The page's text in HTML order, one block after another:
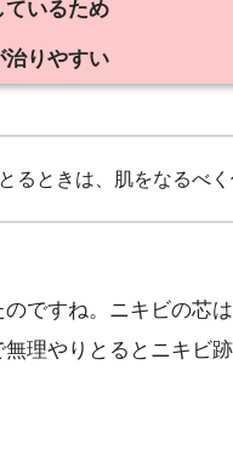
ているため
治りやすい
るときは、肌をなるべ
ですね。ニキビの芯
理やりとるとニキビ